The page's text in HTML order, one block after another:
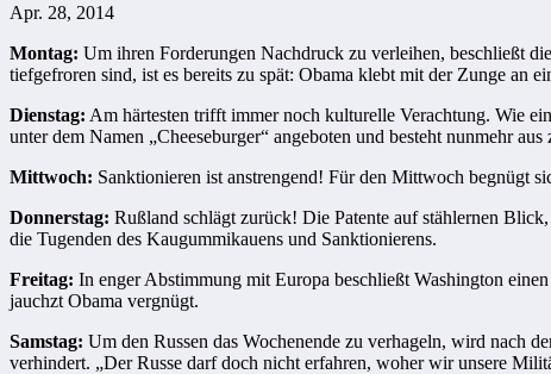
Apr. 28, 2014
Montag: Um ihren Forderungen Nachdruck zu verleihen, beschließt
tiefgefroren sind, ist es bereits zu spät: Obama klebt mit der Zunge an
Dienstag: Am härtesten trifft immer noch kulturelle Verachtung. Wie
unter dem Namen „Cheeseburger“ angeboten und besteht nunmehr
Mittwoch: Sanktionieren ist anstrengend! Für den Mittwoch begnügt
Donnerstag: Rußland schlägt zurück! Die Patente auf stählernen
die Tugenden des Kaugummikauens und Sanktionierens.
Freitag: In enger Abstimmung mit Europa beschließt Washington
jauchzt Obama vergnügt.
Samstag: Um den Russen das Wochenende zu verhageln, wird nach
verhindert. „Der Russe darf doch nicht erfahren, woher wir unsere